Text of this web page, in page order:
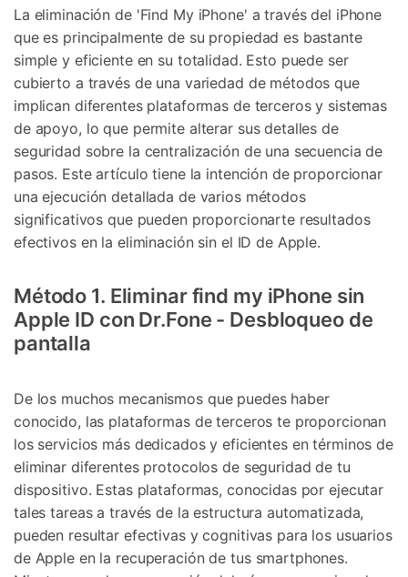
La eliminación de 'Find My iPhone' a través del iPhone
que es principalmente de su propiedad es bastante
simple y eficiente en su totalidad. Esto puede ser
cubierto a través de una variedad de métodos que
implican diferentes plataformas de terceros y sistemas
de apoyo, lo que permite alterar sus detalles de
seguridad sobre la centralización de una secuencia de
pasos. Este artículo tiene la intención de proporcionar
una ejecución detallada de varios métodos
significativos que pueden proporcionarte resultados
efectivos en la eliminación sin el ID de Apple.
Método 1. Eliminar find my iPhone sin
Apple ID con Dr.Fone - Desbloqueo de
pantalla
De los muchos mecanismos que puedes haber
conocido, las plataformas de terceros te proporcionan
los servicios más dedicados y eficientes en términos de
eliminar diferentes protocolos de seguridad de tu
dispositivo. Estas plataformas, conocidas por ejecutar
tales tareas a través de la estructura automatizada,
pueden resultar efectivas y cognitivas para los usuarios
de Apple en la recuperación de tus smartphones.